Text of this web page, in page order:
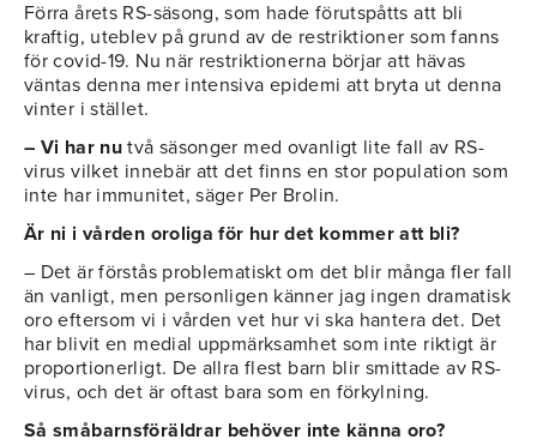
Förra årets RS-säsong, som hade förutspåtts att bli
kraftig, uteblev på grund av de restriktioner som fanns
för covid-19. Nu när restriktionerna börjar att hävas
väntas denna mer intensiva epidemi att bryta ut denna
vinter i stället.
– Vi har nu två säsonger med ovanligt lite fall av RS-
virus vilket innebär att det finns en stor population som
inte har immunitet, säger Per Brolin.
Är ni i vården oroliga för hur det kommer att bli?
– Det är förstås problematiskt om det blir många fler fall
än vanligt, men personligen känner jag ingen dramatisk
oro eftersom vi i vården vet hur vi ska hantera det. Det
har blivit en medial uppmärksamhet som inte riktigt är
proportionerligt. De allra flest barn blir smittade av RS-
virus, och det är oftast bara som en förkylning.
Så småbarnsföräldrar behöver inte känna oro?